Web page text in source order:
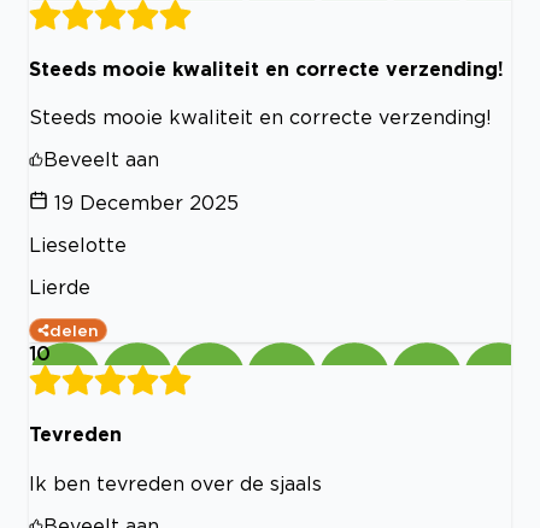
Steeds mooie kwaliteit en correcte verzending!
Steeds mooie kwaliteit en correcte verzending!
Beveelt aan
19 December 2025
Lieselotte
Lierde
delen
10
Tevreden
Ik ben tevreden over de sjaals